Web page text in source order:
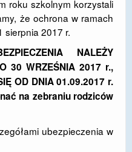
– ROZWÓJ
TERENIE MIASTA
roku szkolnym korzystali
że ochrona w ramach
sierpnia 2017 r.
NALEŻY
30 WRZEŚNIA 2017 r.,
OD DNIA 01.09.2017 r.
na zebraniu rodziców
ubezpieczenia w